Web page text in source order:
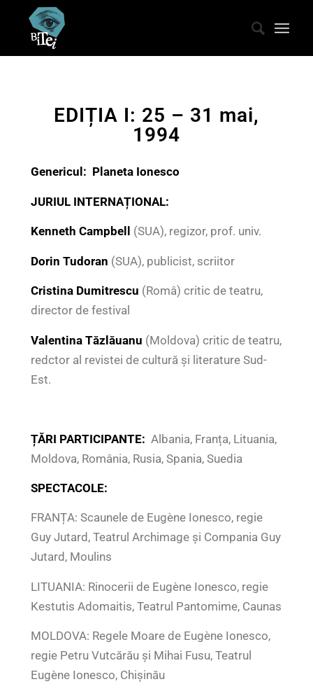
EDIȚIA I: 25 – 31 mai,
1994
Genericul: Planeta Ionesco
JURIUL INTERNAȚIONAL:
Kenneth Campbell (SUA), regizor, prof. univ.
Dorin Tudoran (SUA), publicist, scriitor
Cristina Dumitrescu (Româ) critic de teatru,
director de festival
Valentina Tăzlăuanu (Moldova) critic de teatru,
redctor al revistei de cultură și literature Sud-
Est.
ȚĂRI PARTICIPANTE: Albania, Franța, Lituania,
Moldova, România, Rusia, Spania, Suedia
SPECTACOLE:
FRANȚA: Scaunele de Eugène Ionesco, regie
Guy Jutard, Teatrul Archimage și Compania Guy
Jutard, Moulins
LITUANIA: Rinocerii de Eugène Ionesco, regie
Kestutis Adomaitis, Teatrul Pantomime, Caunas
MOLDOVA: Regele Moare de Eugène Ionesco,
regie Petru Vutcărău și Mihai Fusu, Teatrul
Eugène Ionesco, Chișinău